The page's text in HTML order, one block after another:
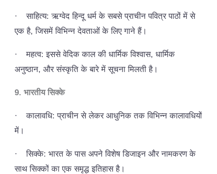
·
साहित्य: ऋग्वेद हिन्दू धर्म के सबसे प्राचीन पवित्र पाठों में से
एक है, जिसमें विभिन्न देवताओं के लिए गाने हैं।
·
महत्व: इससे वेदिक काल की धार्मिक विश्वास, धार्मिक
अनुष्ठान, और संस्कृति के बारे में सूचना मिलती है।
9. भारतीय सिक्के
·
कालावधि: प्राचीन से लेकर आधुनिक तक विभिन्न कालावधियों
में।
·
सिक्के: भारत के पास अपने विशेष डिजाइन और नामकरण के
साथ सिक्कों का एक समृद्ध इतिहास है।